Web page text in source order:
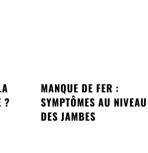
?
MANQUE DE FER :
SYMPTÔMES AU NIVEAU
DES JAMBES